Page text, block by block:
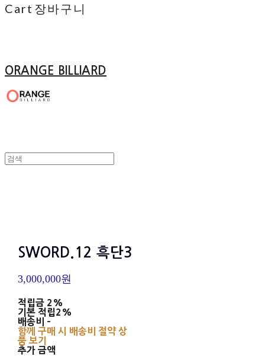
Cart 장바구니
ORANGE BILLIARD
SWORD.12 흑단3
3,000,000원
적립금 2%
기본 적립2%
배송비 -
함께 구매 시 배송비 절약 상
품 보기
추가 금액